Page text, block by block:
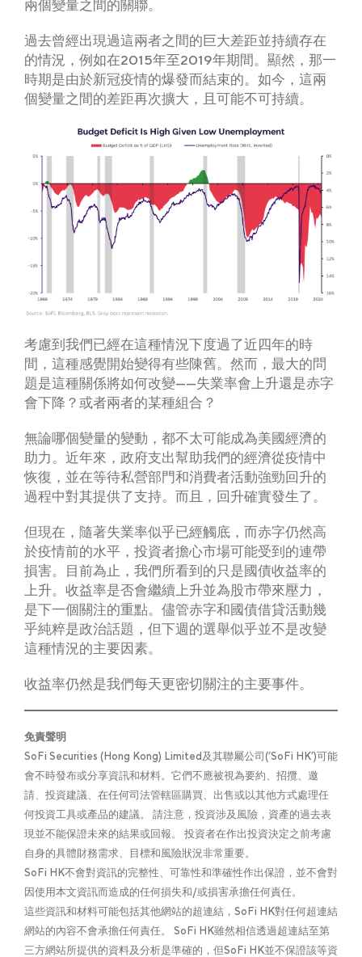
兩個變量之間的關聯。
過去曾經出現過這兩者之間的巨大差距並持續存在
的情況，例如在2015年至2019年期間。顯然，那一
時期是由於新冠疫情的爆發而結束的。如今，這兩
個變量之間的差距再次擴大，且可能不可持續。
考慮到我們已經在這種情況下度過了近四年的時
間，這種感覺開始變得有些陳舊。然而，最大的問
題是這種關係將如何改變——失業率會上升還是赤字
會下降？或者兩者的某種組合？
無論哪個變量的變動，都不太可能成為美國經濟的
助力。近年來，政府支出幫助我們的經濟從疫情中
恢復，並在等待私營部門和消費者活動強勁回升的
過程中對其提供了支持。而且，回升確實發生了。
但現在，隨著失業率似乎已經觸底，而赤字仍然高
於疫情前的水平，投資者擔心市場可能受到的連帶
損害。目前為止，我們所看到的只是國債收益率的
上升。收益率是否會繼續上升並為股市帶來壓力，
是下一個關注的重點。儘管赤字和國債借貸活動幾
乎純粹是政治話題，但下週的選舉似乎並不是改變
這種情況的主要因素。
收益率仍然是我們每天更密切關注的主要事件。
免責聲明
SoFi Securities (Hong Kong) Limited及其聯屬公司(‘SoFi HK’)可能
會不時發布或分享資訊和材料。它們不應被視為要約、招攬、邀
請、投資建議、在任何司法管轄區購買、出售或以其他方式處理任
何投資工具或產品的建議。 請注意，投資涉及風險，資產的過去表
現並不能保證未來的結果或回報。 投資者在作出投資決定之前考慮
自身的具體財務需求、目標和風險狀況非常重要。
SoFi HK不會對資訊的完整性、可靠性和準確性作出保證，並不會對
因使用本文資訊而造成的任何損失和/或損害承擔任何責任。
這些資訊和材料可能包括其他網站的超連結，SoFi HK對任何超連結
網站的內容不會承擔任何責任。 SoFi HK雖然相信透過超連結至第
三方網站所提供的資料及分析是準確的，但SoFi HK並不保證該等資